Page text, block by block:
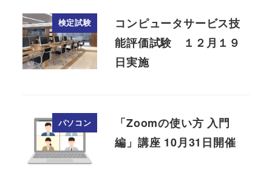
検定試験
コンピュータサービス技
能評価試験 １２月１９
日実施
パソコン
「Zoomの使い方 入門
編」講座 10月31日開催